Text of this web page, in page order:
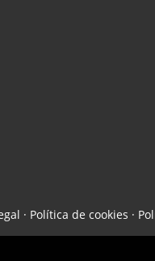
· Política de cookies ·